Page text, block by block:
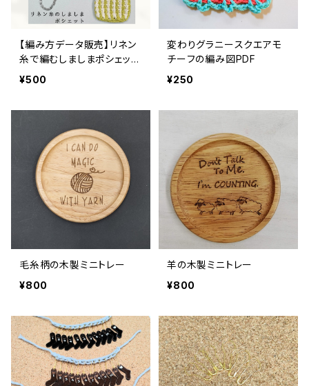
【編み方データ販売】リネン
糸で編むしましまポシェッ
ト 手動でお知らせ
¥500
変わりグラニースクエアモ
チーフの編み図PDF
¥250
毛糸柄の木製ミニトレー
¥800
羊の木製ミニトレー
¥800